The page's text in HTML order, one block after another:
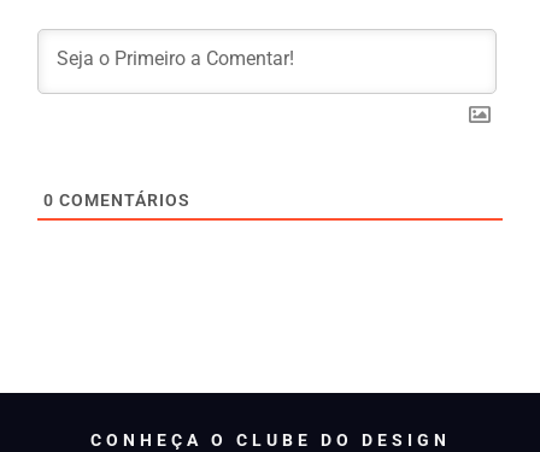
0 COMENTÁRIOS
CONHEÇA O CLUBE DO DESIGN